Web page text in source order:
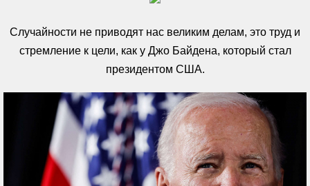
Случайности не приводят нас великим делам, это труд и
стремление к цели, как у Джо Байдена, который стал
президентом США.